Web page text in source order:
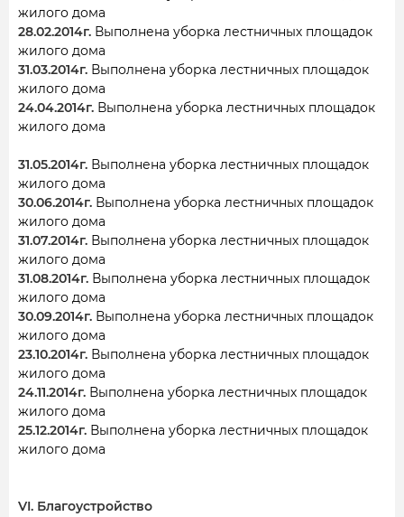
жилого дома
28.02.2014г. Выполнена уборка лестничных площадок
жилого дома
31.03.2014г. Выполнена уборка лестничных площадок
жилого дома
24.04.2014г. Выполнена уборка лестничных площадок
жилого дома
31.05.2014г. Выполнена уборка лестничных площадок
жилого дома
30.06.2014г. Выполнена уборка лестничных площадок
жилого дома
31.07.2014г. Выполнена уборка лестничных площадок
жилого дома
31.08.2014г. Выполнена уборка лестничных площадок
жилого дома
30.09.2014г. Выполнена уборка лестничных площадок
жилого дома
23.10.2014г. Выполнена уборка лестничных площадок
жилого дома
24.11.2014г. Выполнена уборка лестничных площадок
жилого дома
25.12.2014г. Выполнена уборка лестничных площадок
жилого дома
VI. Благоустройство